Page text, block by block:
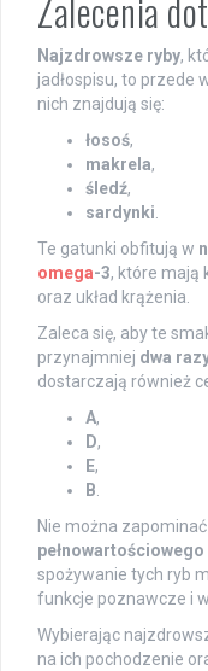
Zalecenia
Najzdrowsze ryby,
jadłospisu, to przede
nich znajdują się:
łosoś,
makrela,
śledź,
sardynki
Te gatunki obfitują w
omega-3, które mają
oraz układ krążenia.
Zaleca się, aby te
przynajmniej dwa
dostarczają również
A,
D,
E,
B
Nie można
pełnowartościowego
spożywanie tych ryb
funkcje poznawcze i
Wybierając
na ich pochodzenie